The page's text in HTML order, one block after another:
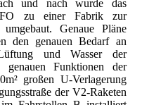
und nach wurde das
zu einer Fabrik zur
Genaue Pläne
den genauen Bedarf an
und Wasser der
genauen Funktionen der
großen U-Verlagerung
der V2-Raketen